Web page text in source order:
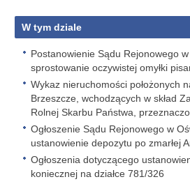
W tym dziale
Postanowienie Sądu Rejonowego
sprostowanie oczywistej omyłki
Wykaz nieruchomości położonych
Brzeszcze, wchodzących w skład
Rolnej Skarbu Państwa,
Ogłoszenie Sądu Rejonowego w
ustanowienie depozytu po zmarłej
Ogłoszenia dotyczącego
koniecznej na działce 781/326